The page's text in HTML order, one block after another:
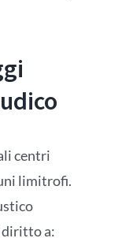
centri
limitrofi.
diritto a: